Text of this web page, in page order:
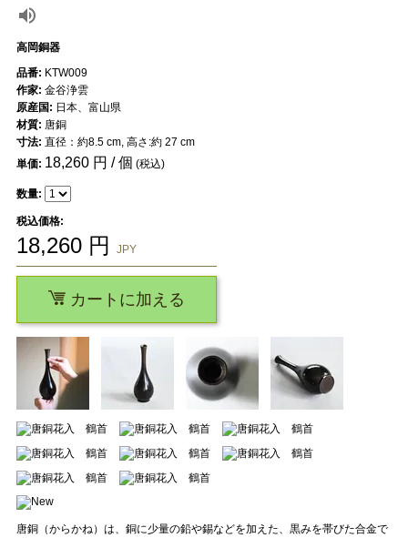
高岡銅器
唐銅（からかね）は、銅に少量の鉛や錫などを加えた、黒みを帯びた合金で
品番: KTW009
作家: 金谷浄雲
原産国: 日本、富山県
材質: 唐銅
寸法: 直径：約8.5 cm, 高さ:約 27 cm
単価: 18,260円 / 個 (税込)
数量:
税込価格:
18,260円 JPY
カートに加える